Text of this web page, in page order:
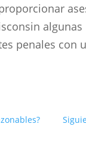
penales con